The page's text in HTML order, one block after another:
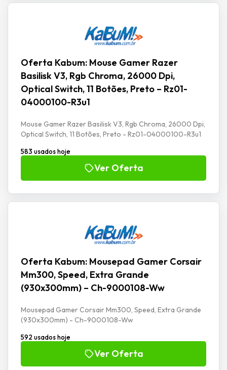
Oferta Kabum: Mouse Gamer Razer
Basilisk V3, Rgb Chroma, 26000 Dpi,
Optical Switch, 11 Botões, Preto – Rz01-
04000100-R3u1
Mouse Gamer Razer Basilisk V3, Rgb Chroma, 26000 Dpi,
Optical Switch, 11 Botões, Preto - Rz01-04000100-R3u1
583 usados hoje
Ver Oferta
Oferta Kabum: Mousepad Gamer Corsair
Mm300, Speed, Extra Grande
(930x300mm) – Ch-9000108-Ww
Mousepad Gamer Corsair Mm300, Speed, Extra Grande
(930x300mm) - Ch-9000108-Ww
592 usados hoje
Ver Oferta